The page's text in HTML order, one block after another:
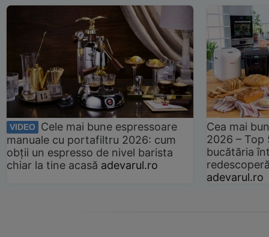
VIDEO
Cele mai bune espressoare
manuale cu portafiltru 2026: cum
obții un espresso de nivel barista
chiar la tine acasă adevarul.ro
Cea mai
2026 –
bucătăria
adevarul.ro